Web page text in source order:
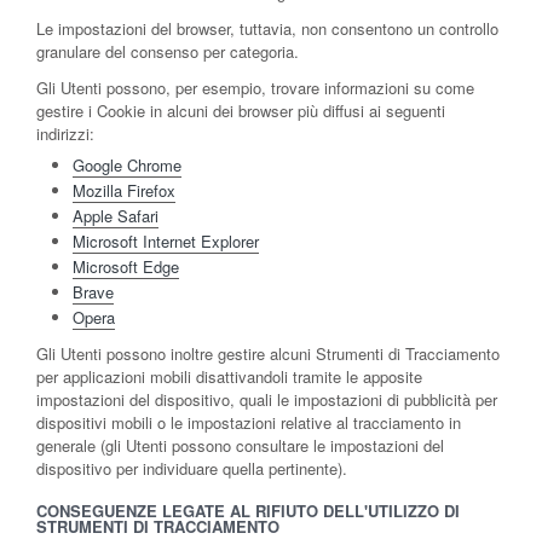
Le impostazioni del browser, tuttavia, non consentono un controllo
granulare del consenso per categoria.
Gli Utenti possono, per esempio, trovare informazioni su come
gestire i Cookie in alcuni dei browser più diffusi ai seguenti
indirizzi:
Google Chrome
Mozilla Firefox
Apple Safari
Microsoft Internet Explorer
Microsoft Edge
Brave
Opera
Gli Utenti possono inoltre gestire alcuni Strumenti di Tracciamento
per applicazioni mobili disattivandoli tramite le apposite
impostazioni del dispositivo, quali le impostazioni di pubblicità per
dispositivi mobili o le impostazioni relative al tracciamento in
generale (gli Utenti possono consultare le impostazioni del
dispositivo per individuare quella pertinente).
CONSEGUENZE LEGATE AL RIFIUTO DELL'UTILIZZO DI
STRUMENTI DI TRACCIAMENTO